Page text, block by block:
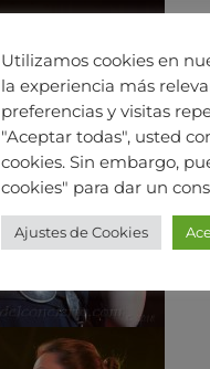
Utilizamos cookies en
la experiencia más
preferencias y visitas
"Aceptar todas", usted
cookies. Sin embargo,
cookies" para dar un
Ajustes de Cookies